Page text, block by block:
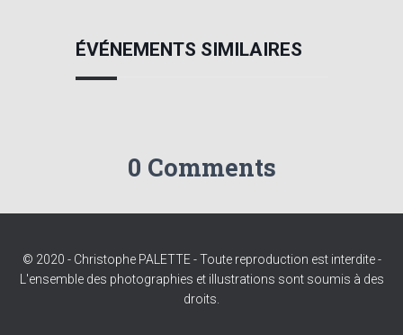
ÉVÉNEMENTS SIMILAIRES
0 Comments
© 2020 - Christophe PALETTE - Toute reproduction est interdite -
L'ensemble des photographies et illustrations sont soumis à des
droits.